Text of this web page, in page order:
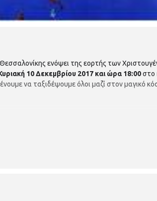
ενόψει της εορτής των
10 Δεκεμβρίου 2017 και ώρα 18:00στο
να ταξιδέψουμε όλοι μαζί στον μαγικό
των συλλόγων της περιοχής θα ζεστάνουν την